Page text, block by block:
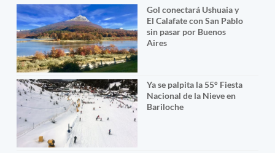
Gol conectará Ushuaia y
El Calafate con San Pablo
sin pasar por Buenos
Aires
Ya se palpita la 55° Fiesta
Nacional de la Nieve en
Bariloche